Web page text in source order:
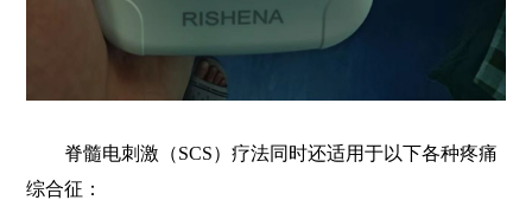
脊髓电刺激（SCS）疗法同时还适用于以下各种疼痛
综合征：